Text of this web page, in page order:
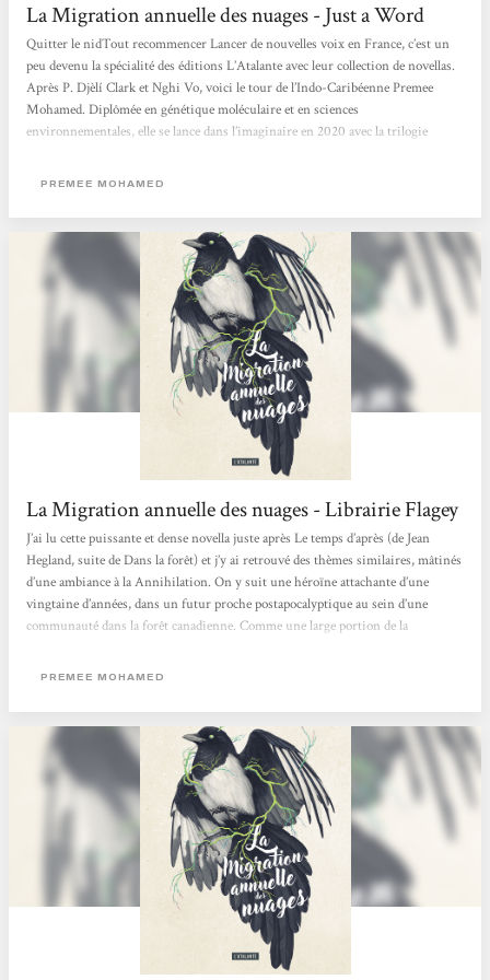
La Migration annuelle des nuages - Just a Word
Quitter le nidTout recommencer Lancer de nouvelles voix en France, c’est un
peu devenu la spécialité des éditions L’Atalante avec leur collection de novellas.
Après P. Djèlí Clark et Nghi Vo, voici le tour de l’Indo-Caribéenne Premee
Mohamed. Diplômée en génétique moléculaire et en sciences
environnementales, elle se lance dans l’imaginaire en 2020 avec la trilogie
post-apocalyptique intitulé La Migration annuelle des nuages. C’est de ce
PREMEE MOHAMED
La Migration annuelle des nuages - Librairie Flagey
J’ai lu cette puissante et dense novella juste après Le temps d’après (de Jean
Hegland, suite de Dans la forêt) et j’y ai retrouvé des thèmes similaires, mâtinés
d’une ambiance à la Annihilation. On y suit une héroïne attachante d’une
vingtaine d’années, dans un futur proche postapocalyptique au sein d’une
communauté dans la forêt canadienne. Comme une large portion de la
qui influe sur les décisions de son hôte pour garantir leur survie… jusqu’au
PREMEE MOHAMED